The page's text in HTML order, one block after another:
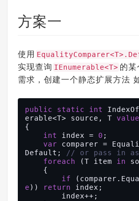
方案一
使用
实现查询 IEnumerable<T> 的
需求，创建一个静态扩展方法
public static int
erable<T> source, T value
{
int
index = 0 ;
var comparer =
Default;
// or pass in as
foreach (T item in
if
e)) return index;